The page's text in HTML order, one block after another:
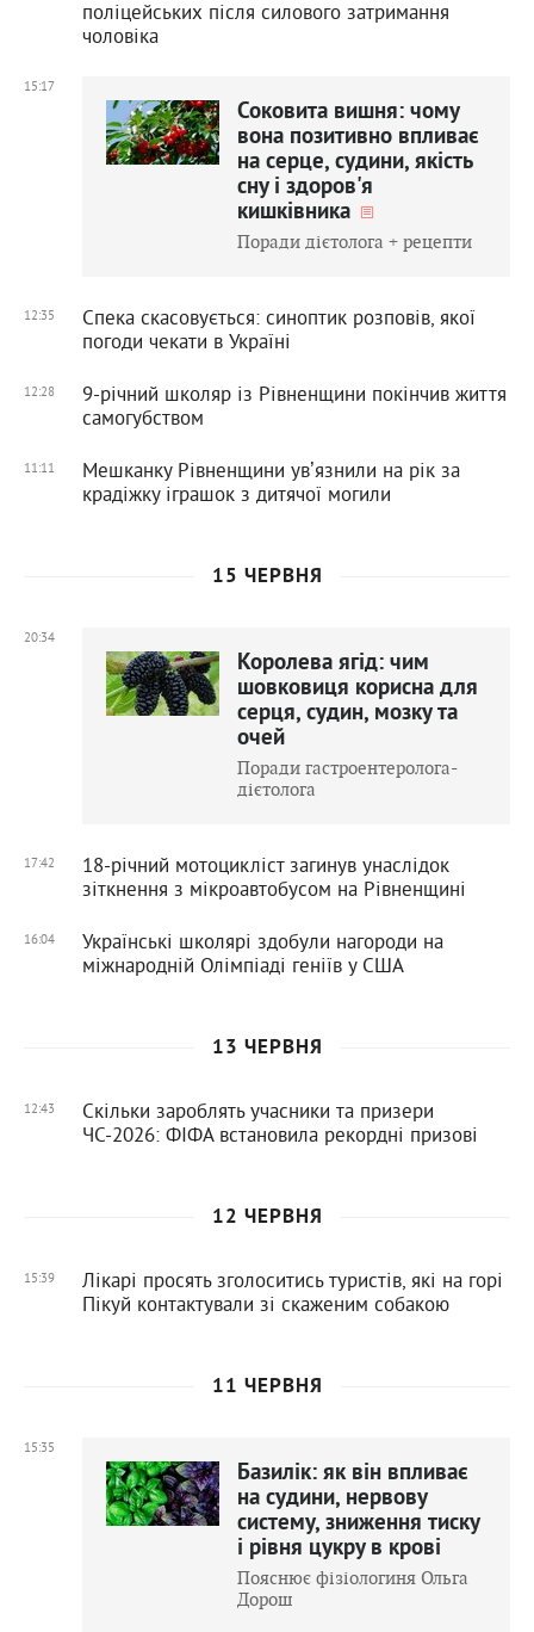
поліцейських після силового затримання
чоловіка
15:17
Соковита вишня: чому
вона позитивно впливає
на серце, судини, якість
сну і здоров'я
кишківника
Поради дієтолога + рецепти
12:35
Спека скасовується: синоптик розповів, якої
погоди чекати в Україні
12:28
9-річний школяр із Рівненщини покінчив життя
самогубством
11:11
Мешканку Рівненщини увʼязнили на рік за
крадіжку іграшок з дитячої могили
15 ЧЕРВНЯ
20:34
Королева ягід: чим
шовковиця корисна для
серця, судин, мозку та
очей
Поради гастроентеролога-
дієтолога
17:42
18-річний мотоцикліст загинув унаслідок
зіткнення з мікроавтобусом на Рівненщині
16:04
Українські школярі здобули нагороди на
міжнародній Олімпіаді геніїв у США
13 ЧЕРВНЯ
12:43
Скільки зароблять учасники та призери
ЧС-2026: ФІФА встановила рекордні призові
12 ЧЕРВНЯ
15:39
Лікарі просять зголоситись туристів, які на горі
Пікуй контактували зі скаженим собакою
11 ЧЕРВНЯ
15:35
Базилік: як він впливає
на судини, нервову
систему, зниження тиску
і рівня цукру в крові
Пояснює фізіологиня Ольга
Дорош